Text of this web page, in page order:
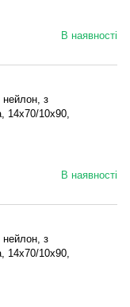
В наявності
з
14x70/10x90,
В наявності
з
14x70/10x90,